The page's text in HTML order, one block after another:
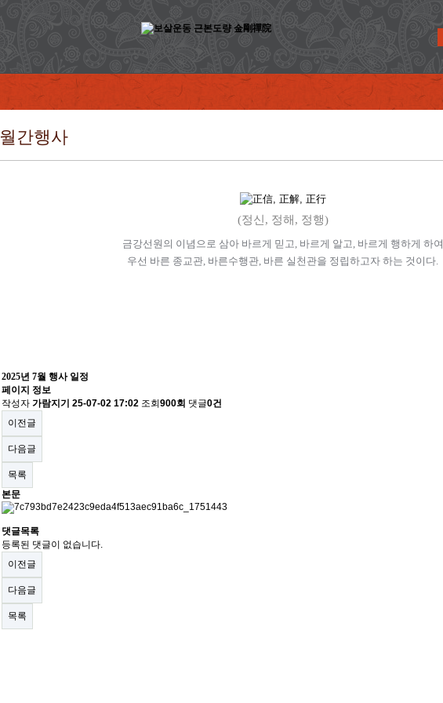
월간행사
(정신, 정해, 정행)
금강선원의 이념으로 삼아 바르게 믿고, 바르게 알고, 바르게 행하게 하여
우선 바른 종교관, 바른수행관, 바른 실천관을 정립하고자 하는 것이다.
2025년 7월 행사 일정
페이지 정보
작성자 가람지기 25-07-02 17:02 조회 900회 댓글0건
이전글
다음글
목록
본문
댓글목록
등록된 댓글이 없습니다.
이전글
다음글
목록